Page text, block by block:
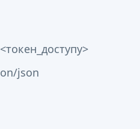
json